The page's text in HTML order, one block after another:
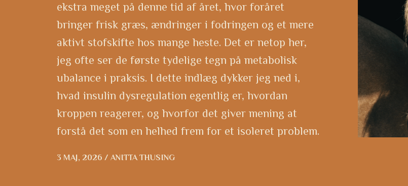
ekstra meget på denne tid af året, hvor foråret
bringer frisk græs, ændringer i fodringen og et mere
aktivt stofskifte hos mange heste. Det er netop her,
jeg ofte ser de første tydelige tegn på metabolisk
ubalance i praksis. I dette indlæg dykker jeg ned i,
hvad insulin dysregulation egentlig er, hvordan
kroppen reagerer, og hvorfor det giver mening at
forstå det som en helhed frem for et isoleret problem.
3 MAJ, 2026 / ANITTA THUSING